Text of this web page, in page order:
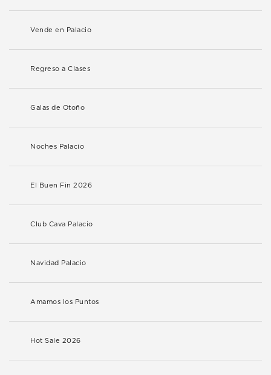
Vende en Palacio
Regreso a Clases
Galas de Otoño
Noches Palacio
El Buen Fin 2026
Club Cava Palacio
Navidad Palacio
Amamos los Puntos
Hot Sale 2026